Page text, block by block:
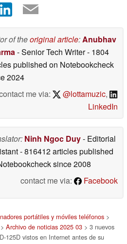
of theoriginal article: Anubhav
- Senior Tech Writer- 1804
published on Notebookcheck
2024
me via:
@lottamuzic,
LinkedIn
Ninh Ngoc Duy- Editorial
- 816412 articles published
since 2008
contact me via:
Facebook
portátiles y móviles teléfonos >
Archivo de noticias 2025 03> 3 nuevos
125D vistos en Internet antes de su